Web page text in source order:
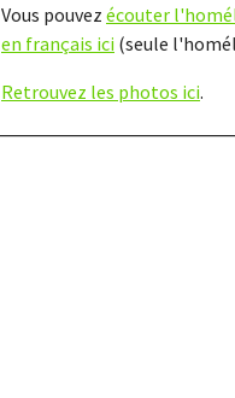
Vous pouvez écouter
en français ici (seule
Retrouvez les photos ici.